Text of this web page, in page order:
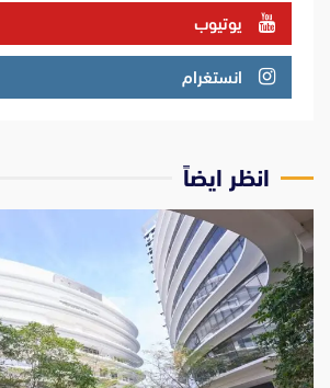
يوتيوب
انستغرام
انظر ايضاً